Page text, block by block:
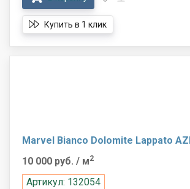
Купить в 1 клик
Marvel Bianco Dolomite Lappato
10 000 руб. / м2
Артикул: 132054